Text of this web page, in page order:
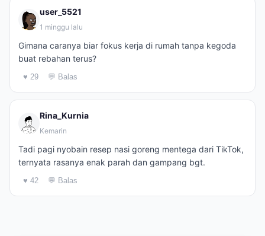
user_5521
1 minggu lalu
Gimana caranya biar fokus kerja di rumah tanpa kegoda
buat rebahan terus?
♥ 29 💬 Balas
Rina_Kurnia
Kemarin
Tadi pagi nyobain resep nasi goreng mentega dari TikTok,
ternyata rasanya enak parah dan gampang bgt.
♥ 42 💬 Balas